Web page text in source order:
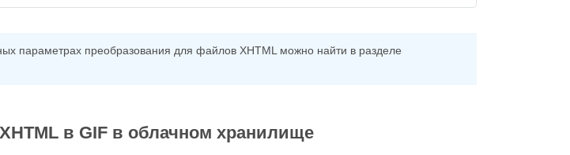
параметрах преобразования для файлов XHTML можно найти в разделе
в GIF в облачном хранилище